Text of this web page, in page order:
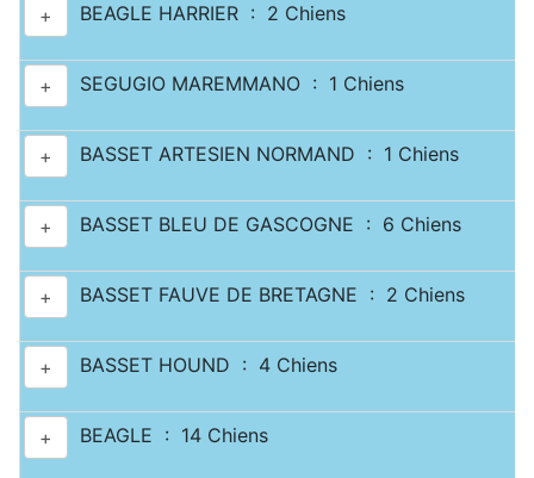
+ BEAGLE HARRIER : 2 Chiens
+ SEGUGIO MAREMMANO : 1 Chiens
+ BASSET ARTESIEN NORMAND : 1 Chiens
+ BASSET BLEU DE GASCOGNE : 6 Chiens
+ BASSET FAUVE DE BRETAGNE : 2 Chiens
+ BASSET HOUND : 4 Chiens
+ BEAGLE : 14 Chiens